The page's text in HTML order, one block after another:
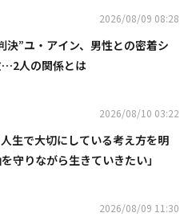
2026/08/09 08:28
決”ユ・アイン、男性との密着シ
…2人の関係とは
2026/08/10 03:22
生で大切にしている考え方を明
守りながら生きていきたい」
2026/08/09 11:30